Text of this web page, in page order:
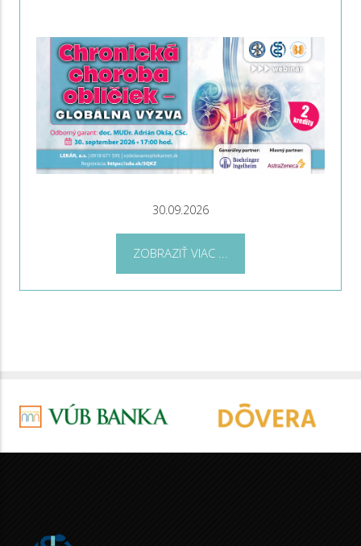
30.09.2026
ZOBRAZIŤ VIAC ...